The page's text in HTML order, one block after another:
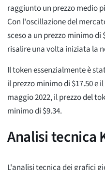
raggiunto un prezzo medio
Con l'oscillazione del
sceso a un prezzo minimo di
risalire una volta iniziata la
Il token essenzialmente è
il prezzo minimo di $17.50 e
maggio 2022, il prezzo del
minimo di $9.34.
Analisi tecnica
L'analisi tecnica dei grafici